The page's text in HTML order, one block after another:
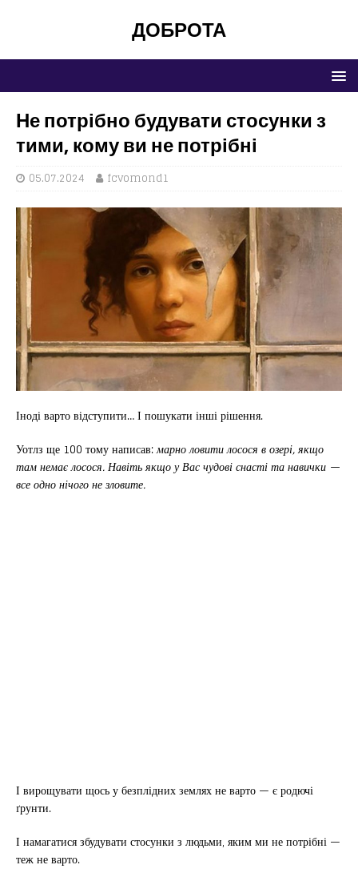
ДОБРОТА
Не потрібно будувати стосунки з
тими, кому ви не потрібні
05.07.2024 fcvomond1
Іноді варто відступити… І пошукати інші рішення.
Уотлз ще 100 тому написав:марно ловити лосося в озері, якщо
там немає лосося. Навіть якщо у Вас чудові снасті та навички —
все одно нічого не зловите.
І вирощувати щось у безплідних землях не варто — є родючі
ґрунти.
І намагатися збудувати стосунки з людьми, яким ми не потрібні —
теж не варто.